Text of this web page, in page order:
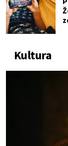
Kultura